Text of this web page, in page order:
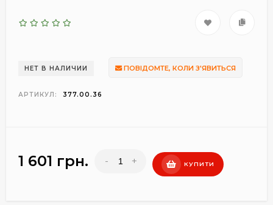
НЕТ В НАЛИЧИИ ПОВІДОМТЕ, КОЛИ З'ЯВИТЬСЯ
АРТИКУЛ: 377.00.36
1 601 грн. - + КУПИТИ